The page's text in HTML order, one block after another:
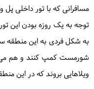
مسافرانی که با تور داخلی
توجه به یک روزه بودن این
به شکل فردی به این منطقه
شورمست کمپ کنند و هم
ویلاهایی بروند که در این